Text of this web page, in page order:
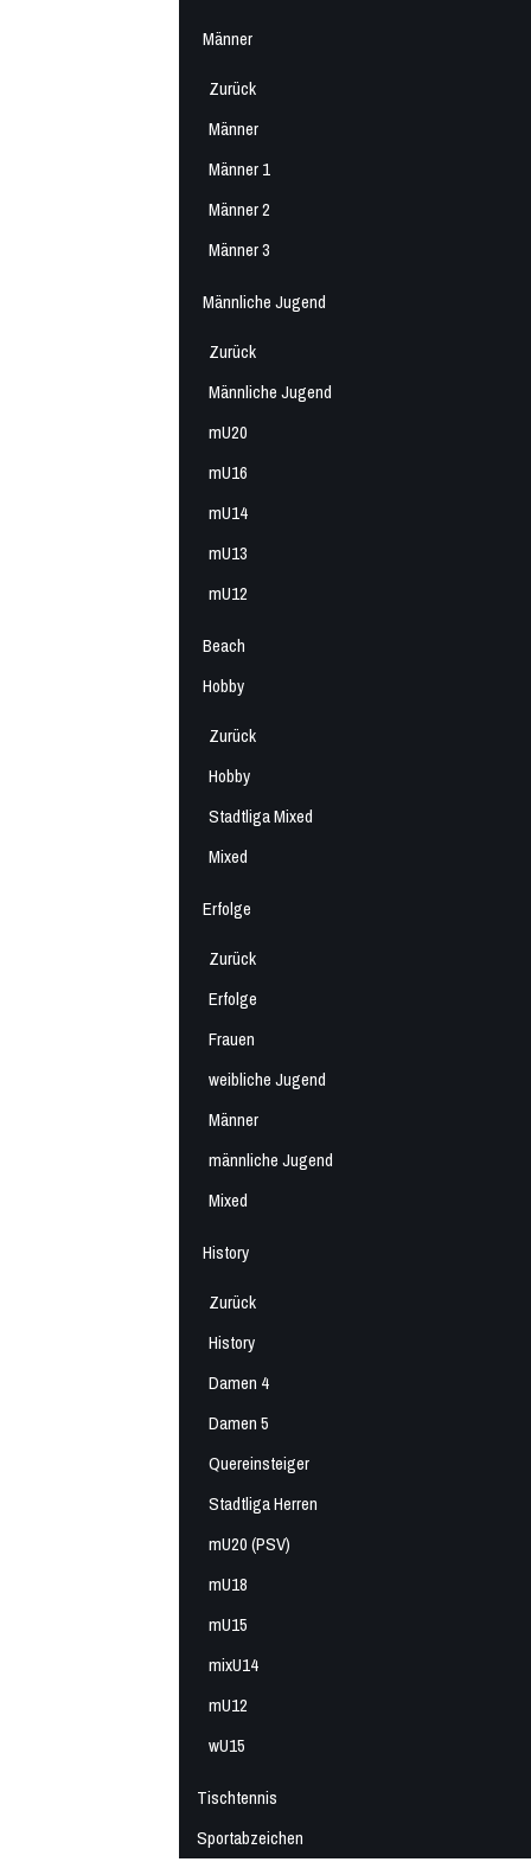
Männer
Zurück
Männer
Männer 1
Männer 2
Männer 3
Männliche Jugend
Zurück
Männliche Jugend
mU20
mU16
mU14
mU13
mU12
Beach
Hobby
Zurück
Hobby
Stadtliga Mixed
Mixed
Erfolge
Zurück
Erfolge
Frauen
weibliche Jugend
Männer
männliche Jugend
Mixed
History
Zurück
History
Damen 4
Damen 5
Quereinsteiger
Stadtliga Herren
mU20 (PSV)
mU18
mU15
mixU14
mU12
wU15
Tischtennis
Sportabzeichen